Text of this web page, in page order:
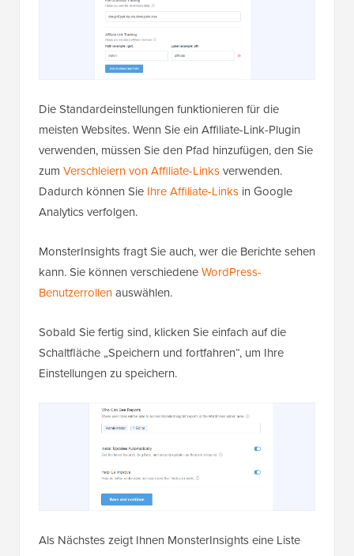
Die Standardeinstellungen funktionieren für die
meisten Websites. Wenn Sie ein Affiliate-Link-Plugin
verwenden, müssen Sie den Pfad hinzufügen, den Sie
zum Verschleiern von Affiliate-Linksverwenden.
Dadurch können Sie Ihre Affiliate-Links in Google
Analytics verfolgen.
MonsterInsights fragt Sie auch, wer die Berichte sehen
kann. Sie können verschiedeneWordPress-
Benutzerrollenauswählen.
Sobald Sie fertig sind, klicken Sie einfach auf die
Schaltfläche „Speichern und fortfahren“, um Ihre
Einstellungen zu speichern.
Als Nächstes zeigt Ihnen MonsterInsights eine Liste